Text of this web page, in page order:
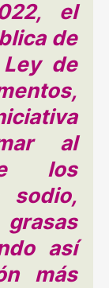
el
de
de
al
los
sodio,
grasas
así
más